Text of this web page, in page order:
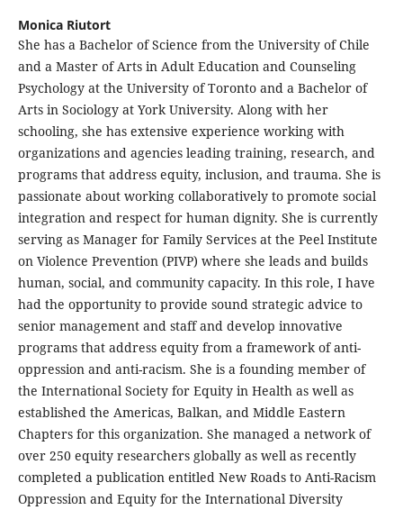
Monica Riutort
She has a Bachelor of Science from the University of Chile
and a Master of Arts in Adult Education and Counseling
Psychology at the University of Toronto and a Bachelor of
Arts in Sociology at York University. Along with her
schooling, she has extensive experience working with
organizations and agencies leading training, research, and
programs that address equity, inclusion, and trauma. She is
passionate about working collaboratively to promote social
integration and respect for human dignity. She is currently
serving as Manager for Family Services at the Peel Institute
on Violence Prevention (PIVP) where she leads and builds
human, social, and community capacity. In this role, I have
had the opportunity to provide sound strategic advice to
senior management and staff and develop innovative
programs that address equity from a framework of anti-
oppression and anti-racism. She is a founding member of
the International Society for Equity in Health as well as
established the Americas, Balkan, and Middle Eastern
Chapters for this organization. She managed a network of
over 250 equity researchers globally as well as recently
completed a publication entitled New Roads to Anti-Racism
Oppression and Equity for the International Diversity